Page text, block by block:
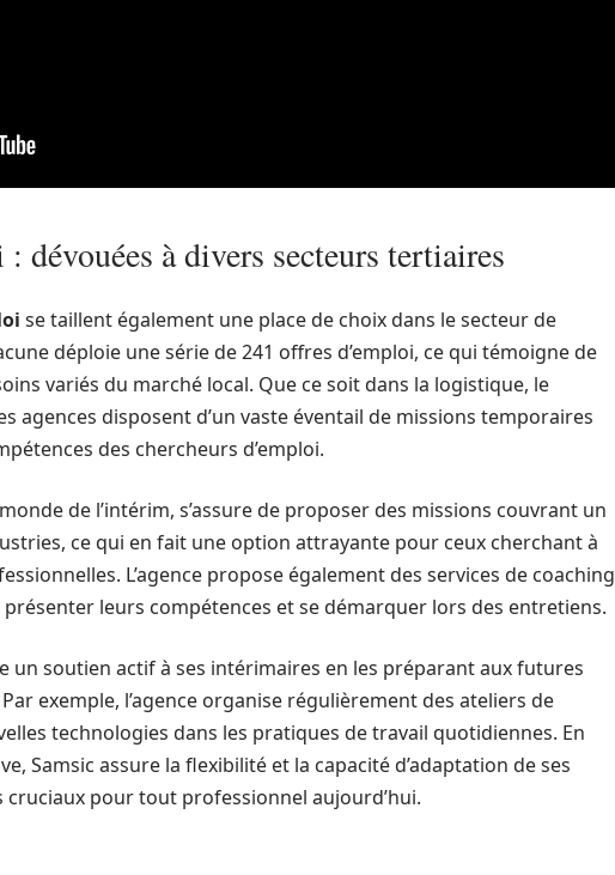
dévouées à divers secteurs tertiaires
se taillent également une place de choix dans le secteur de
déploie une série de 241 offres d’emploi, ce qui témoigne de
variés du marché local. Que ce soit dans la logistique, le
agences disposent d’un vaste éventail de missions temporaires
des chercheurs d’emploi.
de l’intérim, s’assure de proposer des missions couvrant un
ce qui en fait une option attrayante pour ceux cherchant à
L’agence propose également des services de coaching
leurs compétences et se démarquer lors des entretiens.
un soutien actif à ses intérimaires en les préparant aux futures
exemple, l’agence organise régulièrement des ateliers de
technologies dans les pratiques de travail quotidiennes. En
Samsic assure la flexibilité et la capacité d’adaptation de ses
pour tout professionnel aujourd’hui.